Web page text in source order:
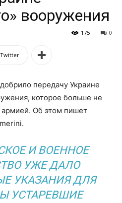
вооружения
0
175
Twitter
передачу Украине
которое больше не
армией. Об этом пишет
И ВОЕННОЕ
УЖЕ ДАЛО
УКАЗАНИЯ ДЛЯ
УСТАРЕВШИЕ